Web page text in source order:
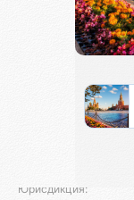
Юрисдикция: